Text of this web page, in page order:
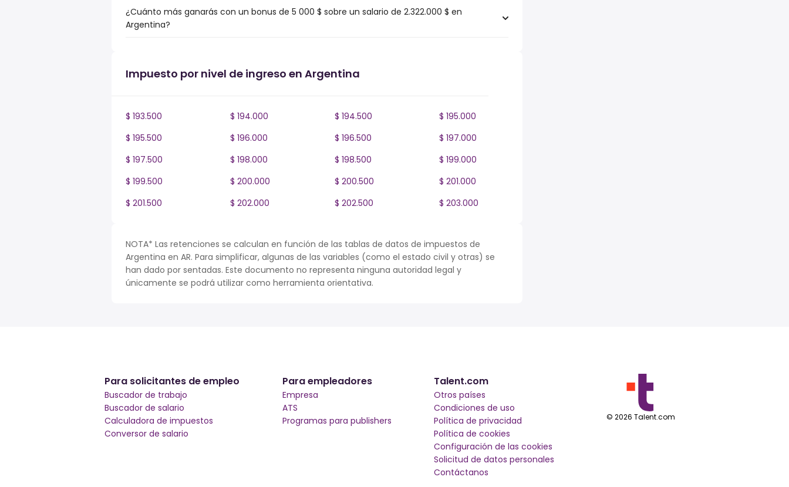
¿Cuánto más ganarás con un bonus de 5 000 $ sobre un salario de 2.322.000 $ en
Argentina?
Impuesto por nivel de ingreso en Argentina
$ 193.500 $ 194.000 $ 194.500
$ 195.000
$ 195.500
$ 196.000 $ 196.500
$ 197.000
$ 197.500
$ 198.000 $ 198.500
$ 199.000
$ 199.500
$ 200.000 $ 200.500
$ 201.000
$ 201.500
$ 202.000 $ 202.500 $ 203.000
NOTA* Las retenciones se calculan en función de las tablas de datos de impuestos de
Argentina en AR. Para simplificar, algunas de las variables (como el estado civil y otras) se
han dado por sentadas. Este documento no representa ninguna autoridad legal y
únicamente se podrá utilizar como herramienta orientativa.
Para solicitantes de empleo
Buscador de trabajo
Buscador de salario
Calculadora de impuestos
Conversor de salario
Para empleadores
Empresa
ATS
Programas para publishers
Talent.com
Otros países
Condiciones de uso
Política de privacidad
Política de cookies
Configuración de las cookies
Solicitud de datos personales
Contáctanos
© 2026 Talent.com